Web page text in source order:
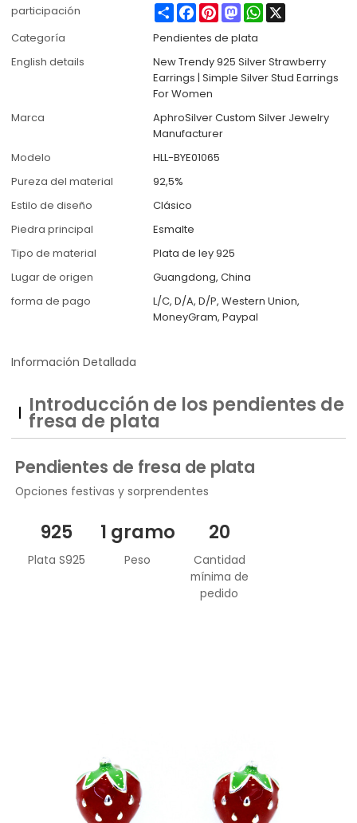
participación ShareFacebook
PinterestMastodonWhatsApp
Categoría
Pendientes de plata
English details
New Trendy 925 Silver Strawberry
Earrings | Simple Silver Stud Earrings
For Women
Marca
AphroSilver Custom Silver Jewelry
Manufacturer
Modelo
HLL-BYE01065
Pureza del material
92,5%
Estilo de diseño
Clásico
Piedra principal
Esmalte
Tipo de material
Plata de ley 925
Lugar de origen
Guangdong, China
forma de pago
L/C, D/A, D/P, Western Union,
MoneyGram, Paypal
Información Detallada
Introducción de los pendientes de
fresa de plata
Pendientes de fresa de plata
Opciones festivas y sorprendentes
925
Plata S925
1 gramo
Peso
20
Cantidad
mínima de
pedido